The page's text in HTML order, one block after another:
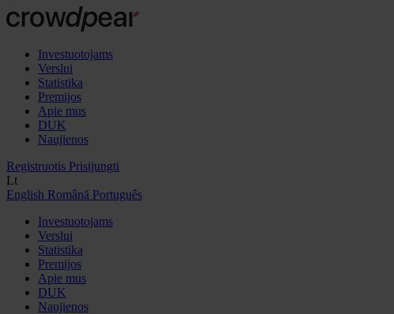
Investuotojams
Verslui
Statistika
Premijos
Apie mus
DUK
Naujienos
Registruotis Prisijungti
Lt
English Română Português
Investuotojams
Verslui
Statistika
Premijos
Apie mus
DUK
Naujienos